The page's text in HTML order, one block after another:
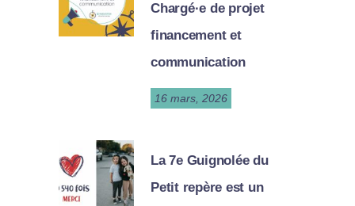
Chargé·e de projet
financement et
communication
16 mars, 2026
La 7e Guignolée du
Petit repère est un